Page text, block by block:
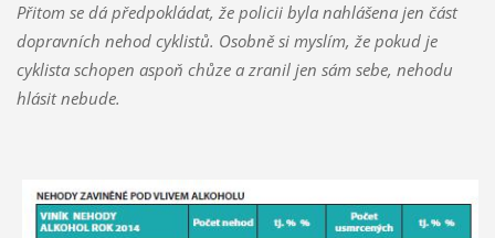
Přitom se dá předpokládat, že policii byla nahlášena jen část
dopravních nehod cyklistů. Osobně si myslím, že pokud je
cyklista schopen aspoň chůze a zranil jen sám sebe, nehodu
hlásit nebude.